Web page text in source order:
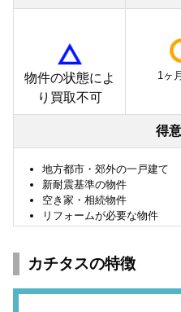
物件の状態によ
り買取不可
1ヶ
得
地方都市・郊外の一戸建て
新耐震基準の物件
空き家・相続物件
リフォームが必要な物件
カチタスの特徴